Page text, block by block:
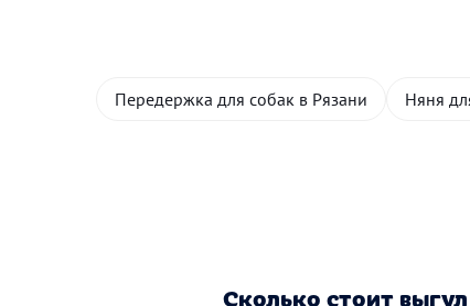
Передержка для собак в Рязани Няня
Сколько стоит